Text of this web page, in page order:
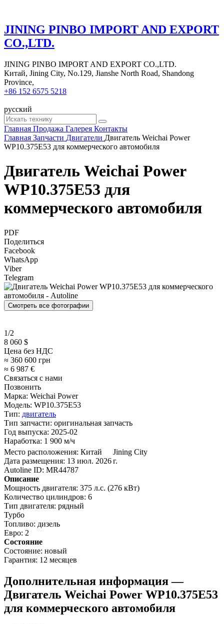
JINING PINBO IMPORT AND EXPORT
CO.,LTD.
JINING PINBO IMPORT AND EXPORT CO.,LTD.
Китай, Jining City, No.129, Jianshe North Road, Shandong
Province,
+86 152 6575 5218
русский
Главная Продажа Галерея Контакты
Главная Запчасти Двигатели Двигатель Weichai Power
WP10.375E53 для коммерческого автомобиля
Двигатель Weichai Power
WP10.375E53 для
коммерческого автомобиля
PDF
Поделиться
Facebook
WhatsApp
Viber
Telegram
Смотреть все фотографии
1/2
8 060 $
Цена без НДС
≈ 360 600 грн
≈ 6 987 €
Связаться с нами
Позвонить
Марка: Weichai Power
Модель: WP10.375E53
Тип: двигатель
Тип запчасти: оригинальная запчасть
Год выпуска: 2025-02
Наработка: 1 900 м/ч
Место расположения: Китай
Jining City
Дата размещения: 13 июл. 2026 г.
Autoline ID: MR44787
Описание
Мощность двигателя: 375 л.с. (276 кВт)
Количество цилиндров: 6
Тип двигателя: рядный
Турбо
Топливо: дизель
Евро: 2
Состояние
Состояние: новый
Гарантия: 12 месяцев
Дополнительная информация —
Двигатель Weichai Power WP10.375E53
для коммерческого автомобиля